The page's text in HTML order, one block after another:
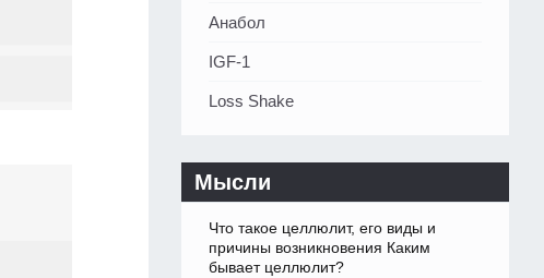
Анабол
IGF-1
Loss Shake
Мысли
Что такое целлюлит, его виды и
причины возникновения Каким
бывает целлюлит?